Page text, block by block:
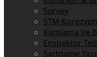
Survey
STM
Kumlama Ve
Enspektor
Şartname